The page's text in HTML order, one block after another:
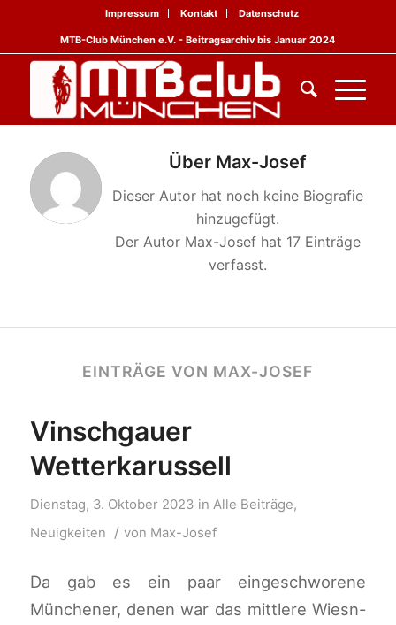
Impressum Kontakt Datenschutz
MTB-Club München e.V. - Beitragsarchiv bis Januar 2024
Über Max-Josef
Dieser Autor hat noch keine Biografie
hinzugefügt.
Der Autor Max-Josef hat 17 Einträge
verfasst.
EINTRÄGE VON MAX-JOSEF
Vinschgauer
Wetterkarussell
Dienstag, 3. Oktober 2023 in Alle Beiträge,
Neuigkeiten
/ von Max-Josef
Da gab es ein paar eingeschworene
Münchener, denen war das mittlere Wiesn-